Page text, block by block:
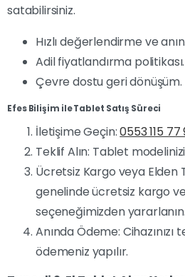
satabilirsiniz.
Hızlı değerlendirme ve
Adil fiyatlandırma politikası.
Çevre dostu geri dönüşüm.
Efes Bilişim ile Tablet Satış Süreci
İletişime Geçin:0553 115
Teklif Alın: Tablet
Ücretsiz Kargo veya Elden
genelinde ücretsiz kargo
seçeneğimizden yararlanın.
Anında Ödeme:
ödemeniz yapılır.